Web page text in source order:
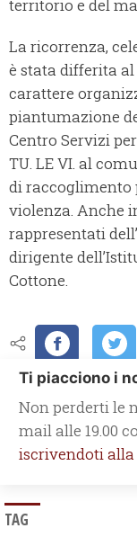
territorio e del
La ricorrenza,
è stata differita
carattere
piantumazione
Centro Servizi
TU. LE VI. al
di raccoglimento
violenza. Anche
rappresentati
dirigente
Cottone.
Ti piacciono i
Non perderti le
mail alle 19.00
iscrivendoti alla
TAG